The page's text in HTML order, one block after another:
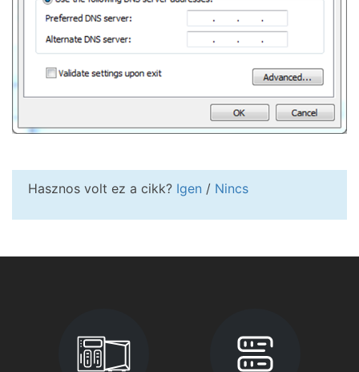
Hasznos volt ez a cikk? Igen / Nincs